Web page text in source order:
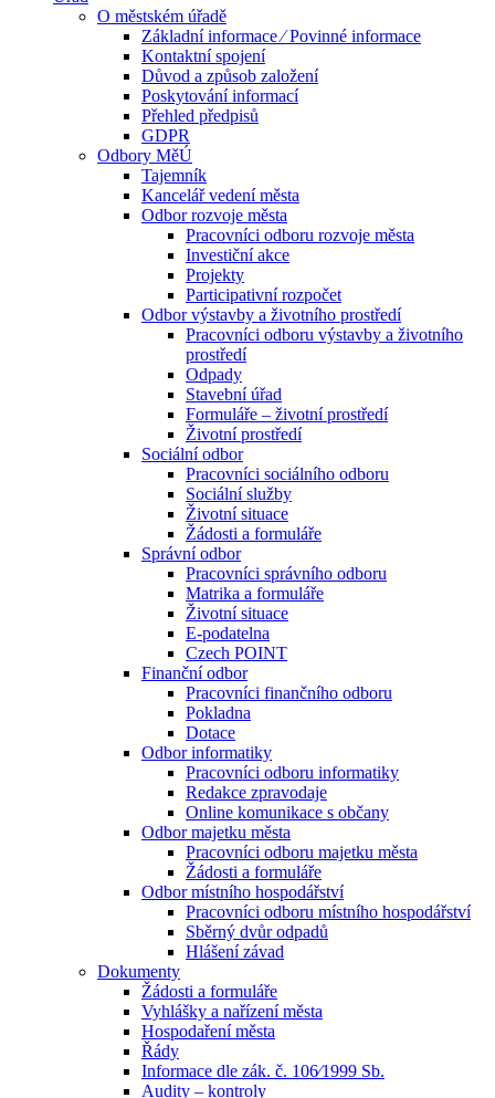
O městském úřadě
Základní informace ⁄ Povinné informace
Kontaktní spojení
Důvod a způsob založení
Poskytování informací
Přehled předpisů
GDPR
Odbory MěÚ
Tajemník
Kancelář vedení města
Odbor rozvoje města
Pracovníci odboru rozvoje města
Investiční akce
Projekty
Participativní rozpočet
Odbor výstavby a životního prostředí
Pracovníci odboru výstavby a životního
prostředí
Odpady
Stavební úřad
Formuláře – životní prostředí
Životní prostředí
Sociální odbor
Pracovníci sociálního odboru
Sociální služby
Životní situace
Žádosti a formuláře
Správní odbor
Pracovníci správního odboru
Matrika a formuláře
Životní situace
E-podatelna
Czech POINT
Finanční odbor
Pracovníci finančního odboru
Pokladna
Dotace
Odbor informatiky
Pracovníci odboru informatiky
Redakce zpravodaje
Online komunikace s občany
Odbor majetku města
Pracovníci odboru majetku města
Žádosti a formuláře
Odbor místního hospodářství
Pracovníci odboru místního hospodářství
Sběrný dvůr odpadů
Hlášení závad
Dokumenty
Žádosti a formuláře
Vyhlášky a nařízení města
Hospodaření města
Řády
Informace dle zák. č. 106⁄1999 Sb.
Audity – kontroly